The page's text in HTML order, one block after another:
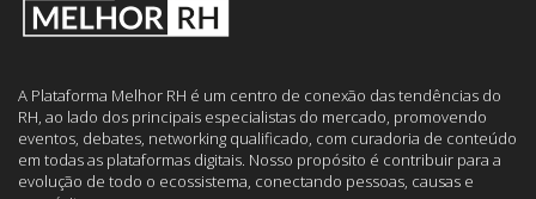
A Plataforma Melhor RH é um centro de conexão das tendências do
RH, ao lado dos principais especialistas do mercado, promovendo
eventos, debates, networking qualificado, com curadoria de conteúdo
em todas as plataformas digitais. Nosso propósito é contribuir para a
evolução de todo o ecossistema, conectando pessoas, causas e